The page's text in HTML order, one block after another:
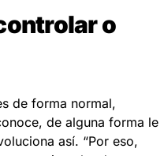
o
de forma normal,
de alguna forma le
así. “Por eso,